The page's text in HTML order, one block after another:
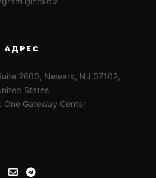
АДРЕС
2600, Newark, NJ 07102,
States
One Gateway Center